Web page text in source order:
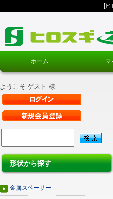
[ヒ
ホーム マ
ようこそ ゲスト 様
形状から探す
金属スペーサー